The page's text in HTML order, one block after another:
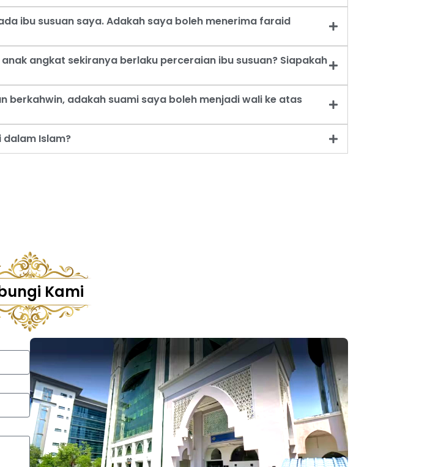
ibu susuan saya. Adakah saya boleh menerima faraid
angkat sekiranya berlaku perceraian ibu susuan? Siapakah
berkahwin, adakah suami saya boleh menjadi wali ke atas
dalam Islam?
Kami